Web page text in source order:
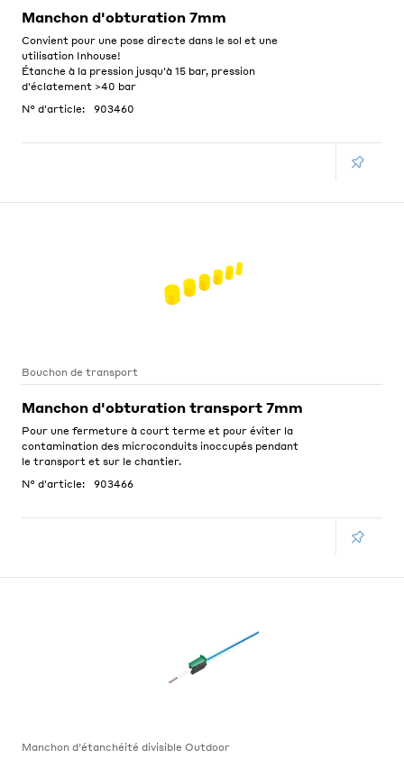
Manchon d'obturation 7mm
Convient pour une pose directe dans le sol et une
utilisation Inhouse!
Étanche à la pression jusqu'à 15 bar, pression
d'éclatement >40 bar
N° d'article:
903460
Bouchon de transport
Manchon d'obturation transport 7mm
Pour une fermeture à court terme et pour éviter la
contamination des microconduits inoccupés pendant
le transport et sur le chantier.
N° d'article:
903466
Manchon d’étanchéité divisible Outdoor